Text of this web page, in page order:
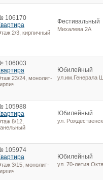
106170
2/3, кирпичный
Фестивальный
Михалева 2А
106003
23/24, монолит-
Юбилейный
ул.им.Генерала
105988
8/12,
Юбилейный
ул.
105974
3/15, монолит-
Юбилейный
ул. 70-летия